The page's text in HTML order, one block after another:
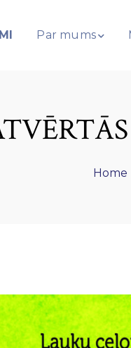
Par mums
Home